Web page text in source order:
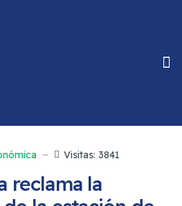
Visitas: 3841
reclama la